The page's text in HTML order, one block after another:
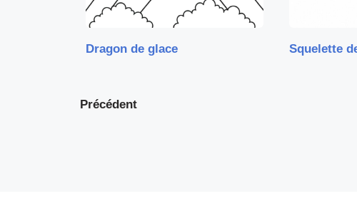
Dragon de glace Squelette
Précédent